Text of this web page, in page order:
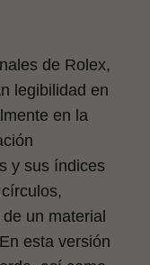
de Rolex,
legibilidad en
en la
y sus índices
un material
esta versión